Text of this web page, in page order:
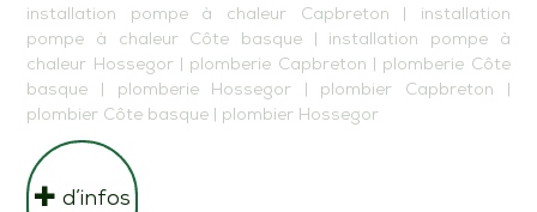
installation pompe à chaleur Capbreton
installation
pompe à chaleur Côte basque
installation pompe à
chaleur Hossegor| plomberie Capbreton
plomberie Côte
basque
plomberie Hossegor plombier Capbreton
plombier Côte basque
plombier Hossegor
d’infos